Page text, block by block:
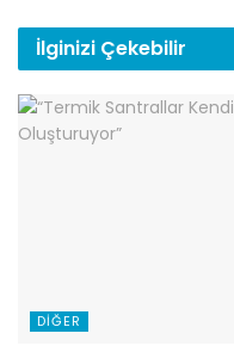
İlginizi Çekebilir
DIĞER